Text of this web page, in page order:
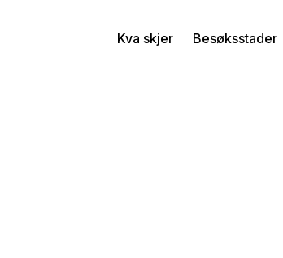
Kva skjer Besøksstader